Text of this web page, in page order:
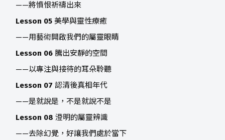
——將憤恨祈禱出來
Lesson 05 美學與靈性療癒
——用藝術開啟我們的屬靈眼睛
Lesson 06 騰出安靜的空間
——以專注與接待的耳朵聆聽
Lesson 07 認清後真相年代
——是就說是，不是就說不是
Lesson 08 澄明的屬靈辨識
——去除幻覺，好讓我們處於當下